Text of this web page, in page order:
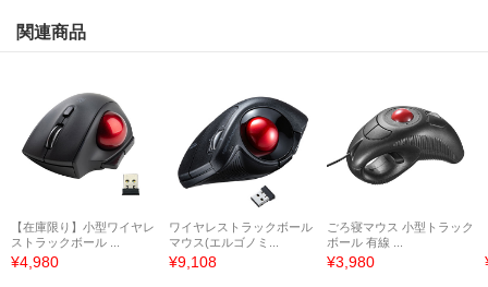
関連商品
【在庫限り】小型ワイヤレ
ストラックボール ...
¥4,980
ワイヤレストラックボール
マウス(エルゴノミ...
¥9,108
ごろ寝マウス 小型トラック
ボール 有線 ...
¥3,980